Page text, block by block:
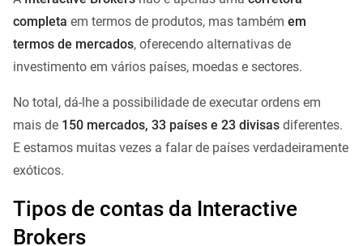
completa em termos de produtos, mas também em
termos de mercados, oferecendo alternativas de
investimento em vários países, moedas e sectores.
No total, dá-lhe a possibilidade de executar ordens em
mais de 150 mercados, 33 países e 23 divisas diferentes.
E estamos muitas vezes a falar de países verdadeiramente
exóticos.
Tipos de contas da Interactive
Brokers